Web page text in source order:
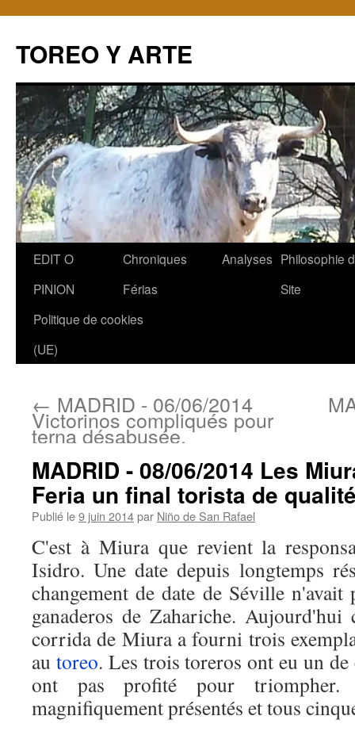
TOREO Y ARTE
Aller
contenu
EDIT O
PINION
Chroniques
Férias
Analyses Philosophie
Site
Politique de cookies
(UE)
← MADRID - 06/06/2014
Victorinos compliqués pour
terna désabusée.
MADRID - 08/06/2014 Les
Feria un final torista de
Publié le9 juin 2014par Niño de San Rafael
C'est à Miura que revient la
Isidro. Une date depuis longtemps
changement de date de Séville
ganaderos de Zahariche.
corrida de Miura a fourni trois
au toreo. Les trois toreros ont eu un de
ont pas profité pour triompher.
magnifiquement présentés et tous